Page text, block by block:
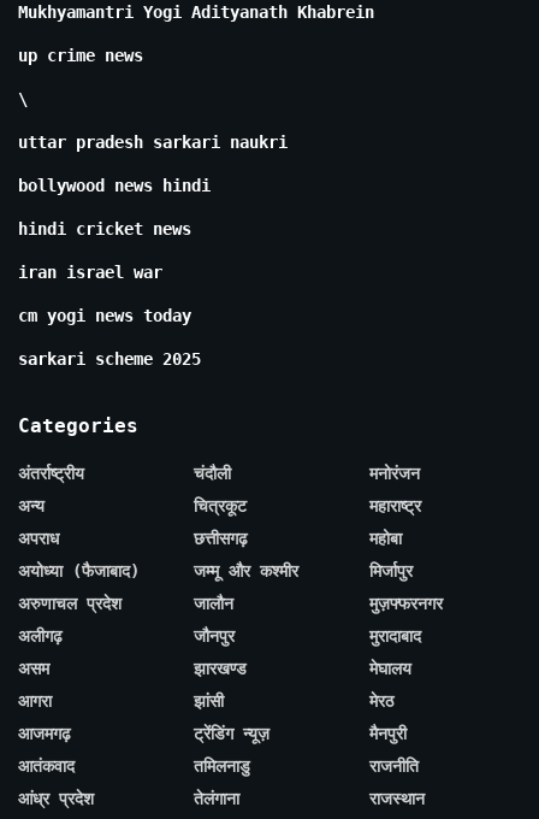
Mukhyamantri Yogi Adityanath Khabrein
up crime news
\
uttar pradesh sarkari naukri
bollywood news hindi
hindi cricket news
iran israel war
cm yogi news today
sarkari scheme 2025
Categories
अंतर्राष्ट्रीय
अन्य
अपराध
अयोध्या (फैजाबाद)
अरुणाचल प्रदेश
अलीगढ़
असम
आगरा
आजमगढ़
आतंकवाद
आंध्र प्रदेश
चंदौली
चित्रकूट
छत्तीसगढ़
जम्मू और कश्मीर
जालौन
जौनपुर
झारखण्ड
झांसी
ट्रेंडिंग न्यूज़
तमिलनाडु
तेलंगाना
मनोरंजन
महाराष्ट्र
महोबा
मिर्जापुर
मुज़फ्फरनगर
मुरादाबाद
मेघालय
मेरठ
मैनपुरी
राजनीति
राजस्थान